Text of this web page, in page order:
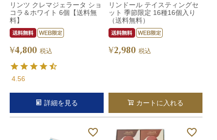
リンツ クレマジェラータ ショ
コラ＆ホワイト 6個【送料無
料】
¥4,800 税込
4.56
詳細を見る
リンドール テイスティングセ
ット 季節限定 16種16個入り
（送料無料）
¥2,980 税込
カートに入れる